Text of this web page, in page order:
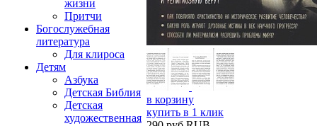
жизни
Притчи
Богослужебная
литература
Для клироса
Детям
Азбука
Детская Библия
Детская
художественная
в корзину
купить в 1 клик